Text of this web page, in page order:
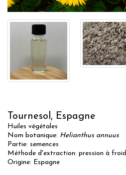
Tournesol, Espagne
Huiles végétales
Nom botanique: Helianthus annuus
Partie: semences
Méthode d'extraction: pression à froid
Origine: Espagne